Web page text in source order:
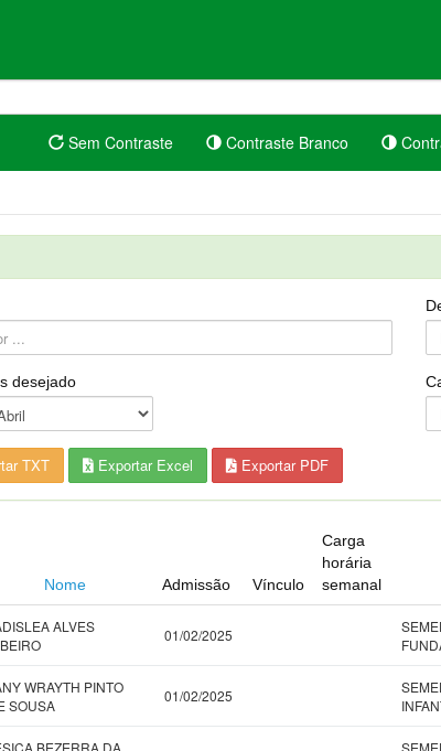
Sem Contraste Contraste Branco
desejado
TXT Exportar Excel Exportar PDF
Nome Admissão Vínculo
Carga
horária
semanal
ALVES
01/02/2025
WRAYTH PINTO
SOUSA
01/02/2025
BEZERRA DA